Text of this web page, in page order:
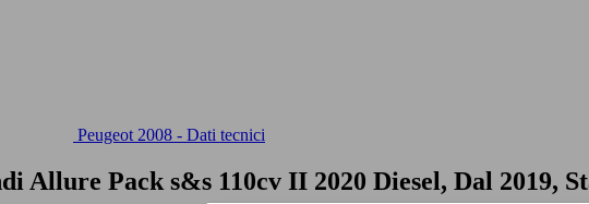
Peugeot 2008 - Dati tecnici
Allure Pack s&s 110cv II 2020 Diesel, Dal 2019,